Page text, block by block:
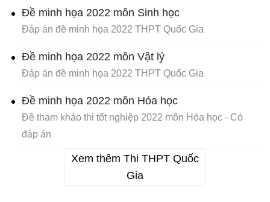
Đề minh họa 2022 môn Sinh học
Đáp án đề minh họa 2022 THPT Quốc Gia
Đề minh họa 2022 môn Vật lý
Đáp án đề minh họa 2022 THPT Quốc Gia
Đề minh họa 2022 môn Hóa học
Đề tham khảo thi tốt nghiệp 2022 môn Hóa học - Có
đáp án
Xem thêm Thi THPT Quốc
Gia